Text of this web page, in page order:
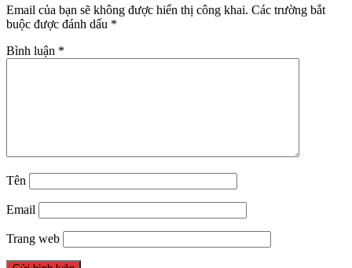
Email của bạn sẽ không được hiển thị công khai. Các trường bắt
buộc được đánh dấu *
Bình luận *
Tên
Email
Trang web